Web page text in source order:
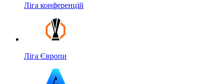
Ліга конференцій
Ліга Європи